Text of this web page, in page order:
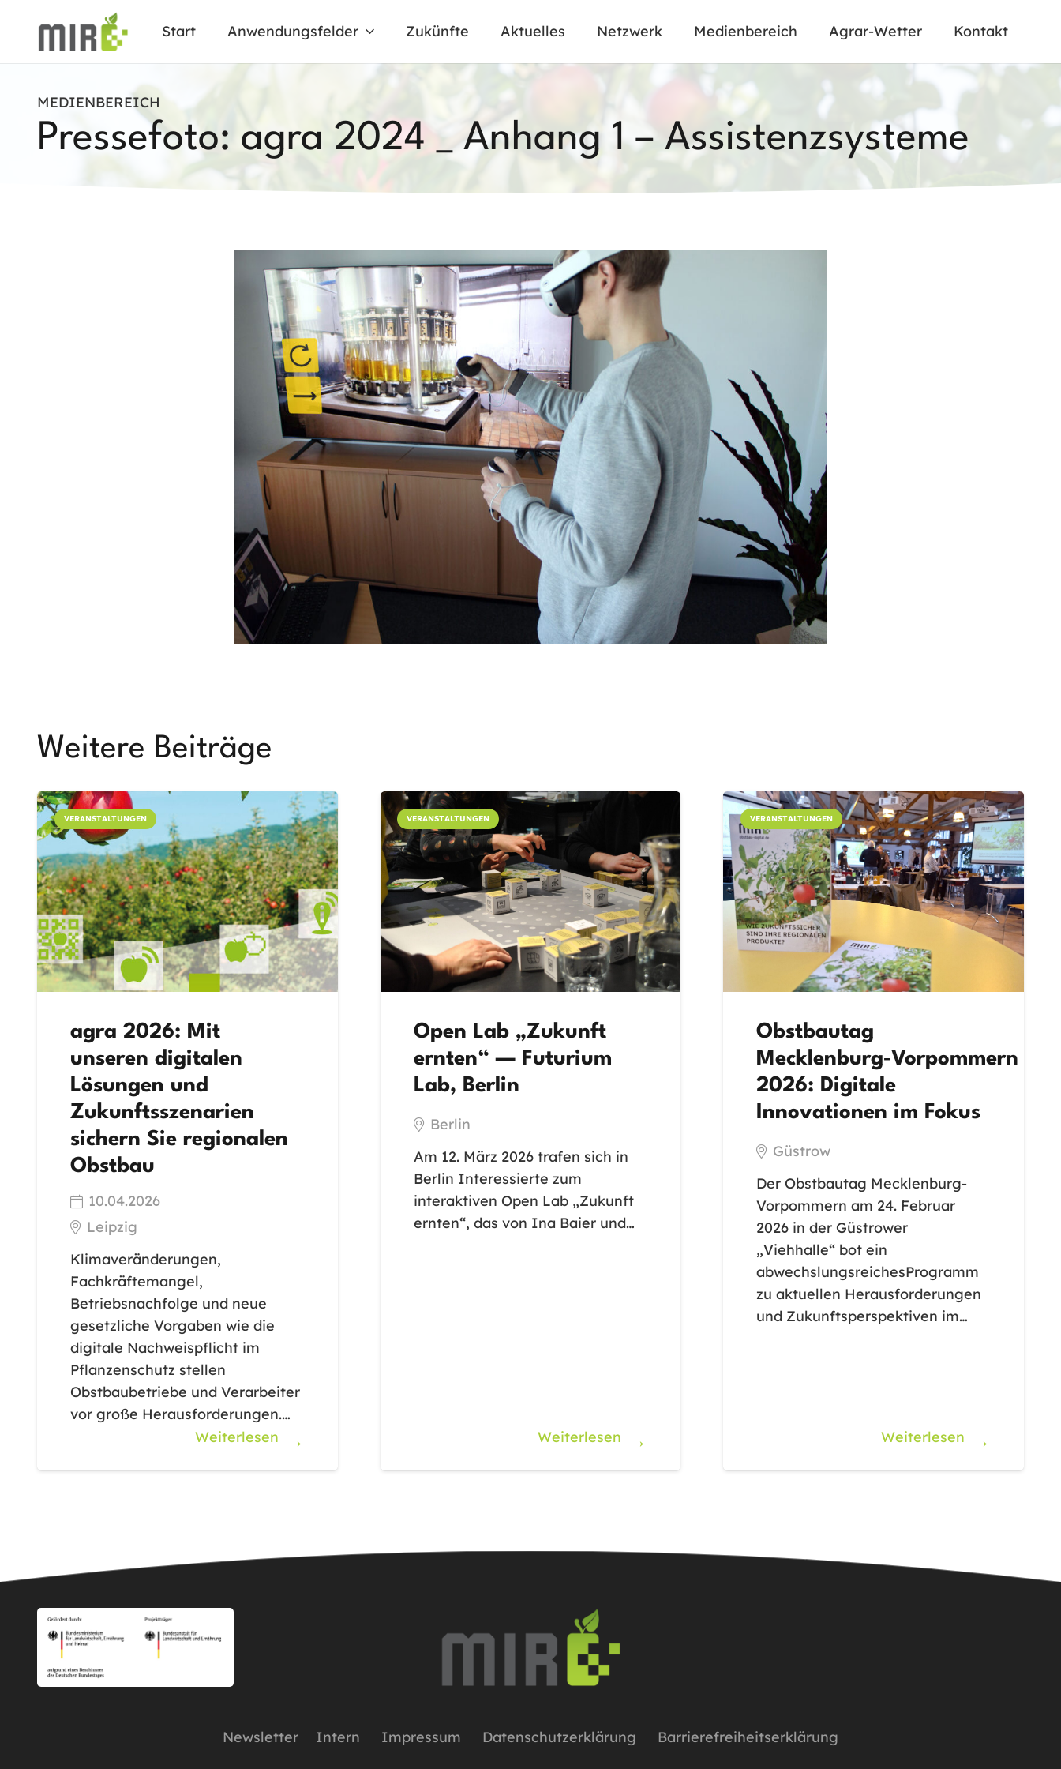
Start Anwendungsfelder Zukünfte Aktuelles Netzwerk Medienbereich Agrar-Wetter Kontakt
MEDIENBEREICH
Pressefoto: agra 2024 _ Anhang 1 – Assistenzsysteme
Weitere Beiträge
VERANSTALTUNGEN
agra 2026: Mit
unseren digitalen
Lösungen und
Zukunftsszenarien
sichern Sie regionalen
Obstbau
10.04.2026
Leipzig
Klimaveränderungen,
Fachkräftemangel,
Betriebsnachfolge und neue
gesetzliche Vorgaben wie die
digitale Nachweispflicht im
Pflanzenschutz stellen
Obstbaubetriebe und Verarbeiter
vor große Herausforderungen.…
Weiterlesen
VERANSTALTUNGEN
Open Lab „Zukunft
ernten“ — Futurium
Lab, Berlin
Berlin
Am 12. März 2026 trafen sich in
Berlin Interessierte zum
interaktiven Open Lab „Zukunft
ernten“, das von Ina Baier und…
Weiterlesen
VERANSTALTUNGEN
Obstbautag
Mecklenburg‑Vorpommern
2026: Digitale
Innovationen im Fokus
Güstrow
Der Obstbautag Mecklenburg-
Vorpommern am 24. Februar
2026 in der Güstrower
„Viehhalle“ bot ein
abwechslungsreichesProgramm
zu aktuellen Herausforderungen
und Zukunftsperspektiven im…
Weiterlesen
Newsletter Intern Impressum Datenschutzerklärung Barrierefreiheitserklärung